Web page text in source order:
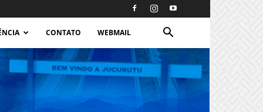
CONTATO WEBMAIL